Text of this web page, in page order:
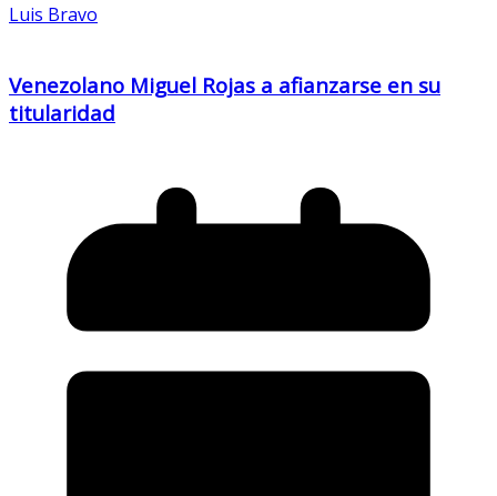
Luis Bravo
Venezolano Miguel Rojas a afianzarse en su
titularidad